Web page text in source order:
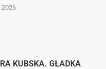
2026
KUBSKA. GŁADKA